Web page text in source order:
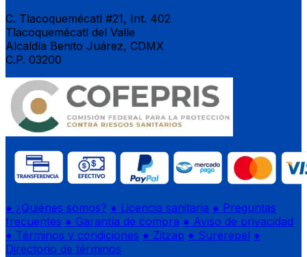
C. Tlacoquemécatl #21, Int. 402
Tlacoquemécatl del Valle
Alcaldía Benito Juárez, CDMX
C.P. 03200
● ¿Quiénes somos? ● Licencia sanitaria ● Preguntas
frecuentes ● Garantía de compra ● Aviso de privacidad
● Términos y condiciones ● Zitzap ● Surerepel ●
Directorio de términos